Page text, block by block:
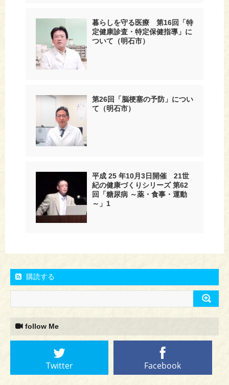
暮らしを守る医療 第16回「特
定健康診査・特定保健指導」に
ついて（明石市）
第26回「脳梗塞の予防」につい
て（明石市）
平成 25 年10月3日開催 21世
紀の健康づくりシリーズ 第62
回「糖尿病 ～薬・食事・運動
～」1
購読する
follow Me
Twitter Facebook